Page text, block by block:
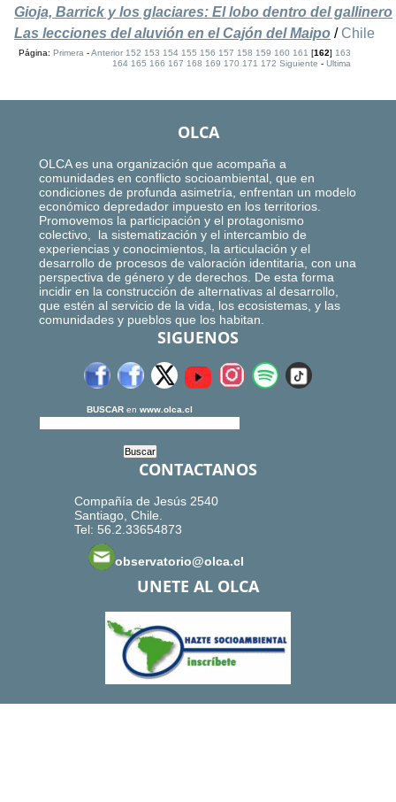
Gioja, Barrick y los glaciares: El lobo dentro del gallinero
Las lecciones del aluvión en el Cajón del Maipo / Chile
Página:Primera -Anterior 152 153 154 155 156 157 158 159 160 161 [162]163
164 165 166 167 168 169 170 171 172 Siguiente -Ultima
OLCA
OLCA es una organización que acompaña a
comunidades en conflicto socioambiental, que en
condiciones de profunda asimetría, enfrentan un modelo
económico depredador impuesto en los territorios.
Promovemos la participación y el protagonismo
colectivo, la sistematización y el intercambio de
experiencias y conocimientos, la articulación y el
desarrollo de procesos de valoración identitaria, con una
perspectiva de género y de derechos. De esta forma
incidir en la construcción de alternativas al desarrollo,
que estén al servicio de la vida, los ecosistemas, y las
comunidades y pueblos que los habitan.
SIGUENOS
BUSCAR en www.olca.cl
CONTACTANOS
Compañía de Jesús 2540
Santiago, Chile.
Tel: 56.2.33654873
observatorio@olca.cl
UNETE AL OLCA